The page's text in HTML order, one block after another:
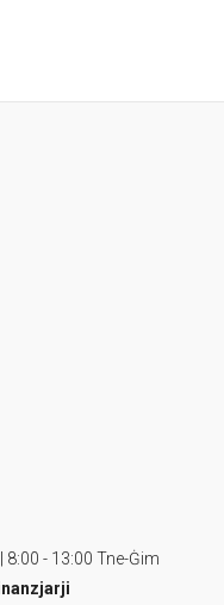
8:00 - 13:00 Tne-Ġim